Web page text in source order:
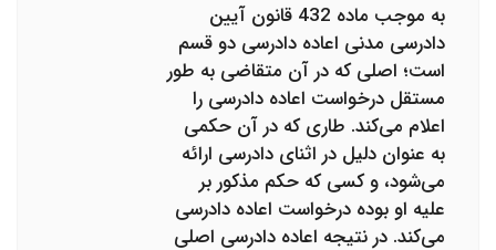
به موجب ماده 432 قانون آیین
دادرسی مدنی اعاده دادرسی دو قسم
است؛ اصلی که در آن متقاضی به طور
مستقل درخواست اعاده دادرسی را
اعلام می‌کند. طاری که در آن حکمی
به عنوان دلیل در اثنای دادرسی ارائه
می‌شود، و کسی که حکم مذکور بر
علیه او بوده درخواست اعاده دادرسی
می‌کند. در نتیجه اعاده دادرسی اصلی